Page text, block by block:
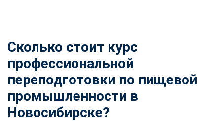
Сколько стоит курс
профессиональной
переподготовки по пищевой
промышленности в
Новосибирске?